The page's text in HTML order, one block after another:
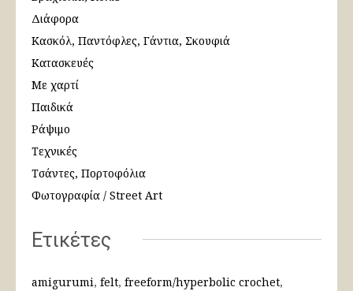
Διάφορα
Κασκόλ, Παντόφλες, Γάντια, Σκουφιά
Κατασκευές
Με χαρτί
Παιδικά
Ράψιμο
Τεχνικές
Τσάντες, Πορτοφόλια
Φωτογραφία / Street Art
Ετικέτες
amigurumi felt freeform/hyperbolic crochet